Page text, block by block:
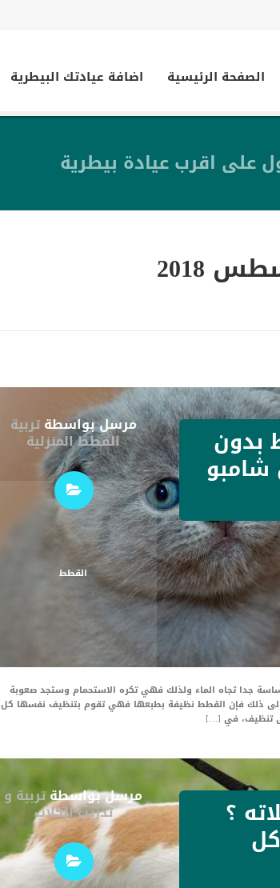
الصفحة الرئيسية اضافة عيادتك البيطرية
على اقرب عيادة بيطرية
2018
بدون
شامبو
مرسل بواسطةتربية
القطط المنزلية
القطط
جدا تجاه الماء ولذلك فهي تكره الاستحمام وستجد صعوبة
إلى ذلك فإن القطط نظيفة بطبعها فهي تقوم بتنظيف نفسها كل
تنظيف، في […]
؟ مرسل بواسطةتربية و
تدريب الكلاب